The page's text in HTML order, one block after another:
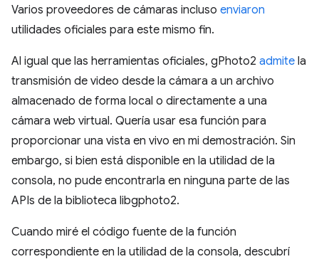
Varios proveedores de cámaras incluso enviaron
utilidades oficiales para este mismo fin.
Al igual que las herramientas oficiales, gPhoto2 admite la
transmisión de video desde la cámara a un archivo
almacenado de forma local o directamente a una
cámara web virtual. Quería usar esa función para
proporcionar una vista en vivo en mi demostración. Sin
embargo, si bien está disponible en la utilidad de la
consola, no pude encontrarla en ninguna parte de las
APIs de la biblioteca libgphoto2.
Cuando miré el código fuente de la función
correspondiente en la utilidad de la consola, descubrí